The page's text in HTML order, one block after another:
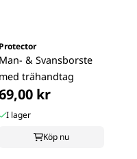
Protector
Man- & Svansborste
med trähandtag
kr
I lager
Köp nu